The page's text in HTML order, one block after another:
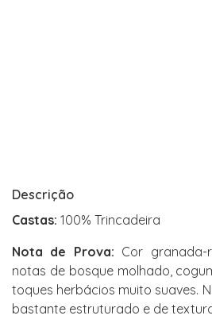
Descrição
Castas: 100% Trincadeira
Nota de Prova: Cor
notas de bosque molhado,
toques herbácios muito suaves.
bastante estruturado e de